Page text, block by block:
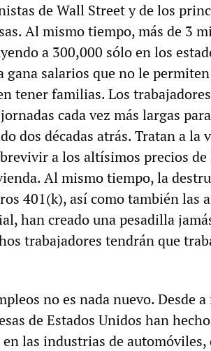
de Wall Street y de los
Al mismo tiempo, más de 3
a 300,000 sólo en los
gana salarios que no le
tener familias. Los
cada vez más largas
dos décadas atrás. Tratan a la
a los altísimos precios de
Al mismo tiempo, la
401(k), así como también las
han creado una pesadilla
trabajadores tendrán que
no es nada nuevo. Desde
de Estados Unidos han
las industrias de automóviles,